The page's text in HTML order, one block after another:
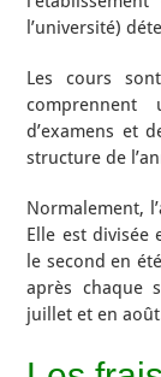
l’université)
Les cours
d’examens et
structure de
Normalement,
Elle est divisée
le second en
après chaque
juillet et en